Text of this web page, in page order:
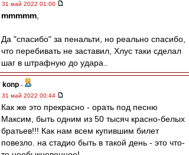
31 май 2022 01:00
mmmmm
Да "спасибо" за пенальти, но реально спасибо,
что перебивать не заставил, Хлус таки сделал
шаг в штрафную до удара..
konp -
31 май 2022 00:44
Как же это прекрасно - орать под песню
Максим, быть одним из 50 тысяч красно-белых
братьев!!! Как нам всем купившим билет
повезло. на стадио быть в такой день - это что-